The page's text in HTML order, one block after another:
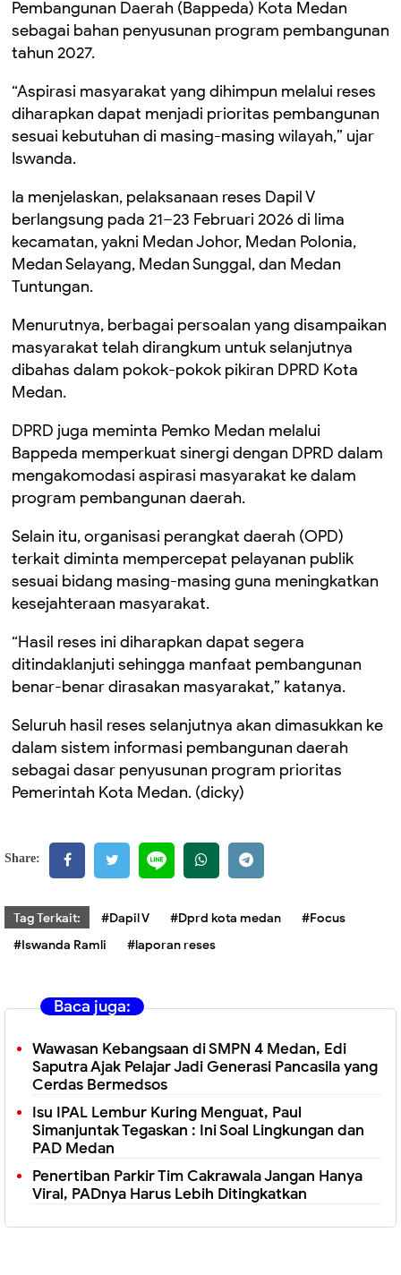
Pembangunan Daerah (Bappeda) Kota Medan
sebagai bahan penyusunan program pembangunan
tahun 2027.
“Aspirasi masyarakat yang dihimpun melalui reses
diharapkan dapat menjadi prioritas pembangunan
sesuai kebutuhan di masing-masing wilayah,” ujar
Iswanda.
Ia menjelaskan, pelaksanaan reses Dapil V
berlangsung pada 21–23 Februari 2026 di lima
kecamatan, yakni Medan Johor, Medan Polonia,
Medan Selayang, Medan Sunggal, dan Medan
Tuntungan.
Menurutnya, berbagai persoalan yang disampaikan
masyarakat telah dirangkum untuk selanjutnya
dibahas dalam pokok-pokok pikiran DPRD Kota
Medan.
DPRD juga meminta Pemko Medan melalui
Bappeda memperkuat sinergi dengan DPRD dalam
mengakomodasi aspirasi masyarakat ke dalam
program pembangunan daerah.
Selain itu, organisasi perangkat daerah (OPD)
terkait diminta mempercepat pelayanan publik
sesuai bidang masing-masing guna meningkatkan
kesejahteraan masyarakat.
“Hasil reses ini diharapkan dapat segera
ditindaklanjuti sehingga manfaat pembangunan
benar-benar dirasakan masyarakat,” katanya.
Seluruh hasil reses selanjutnya akan dimasukkan ke
dalam sistem informasi pembangunan daerah
sebagai dasar penyusunan program prioritas
Pemerintah Kota Medan. (dicky)
Share:
Tag Terkait: #Dapil V #Dprd kota medan
#Focus
#Iswanda Ramli
#laporan reses
Baca juga:
Wawasan Kebangsaan di SMPN 4 Medan, Edi
Saputra Ajak Pelajar Jadi Generasi Pancasila yang
Cerdas Bermedsos
Isu IPAL Lembur Kuring Menguat, Paul
Simanjuntak Tegaskan : Ini Soal Lingkungan dan
PAD Medan
Penertiban Parkir Tim Cakrawala Jangan Hanya
Viral, PADnya Harus Lebih Ditingkatkan